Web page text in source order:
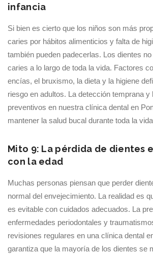
infancia
Si bien es cierto que los niños son más
caries por hábitos alimenticios y falta de
también pueden padecerlas. Los dientes
caries a lo largo de toda la vida. Factores
encías, el bruxismo, la dieta y la higiene
riesgo en adultos. La detección temprana y
preventivos en nuestra clínica dental en
mantener la salud bucal durante toda la
Mito 9: La pérdida de dientes
con la edad
Muchas personas piensan que perder
normal del envejecimiento. La realidad es
es evitable con cuidados adecuados. La
enfermedades periodontales y
revisiones regulares en una clínica dental
garantiza que la mayoría de los dientes se